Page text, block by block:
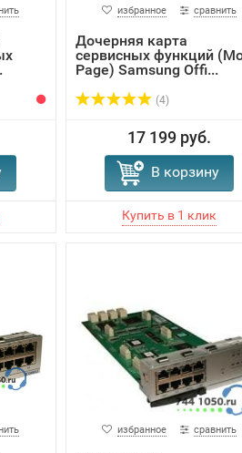
избранное сравнить
Дочерняя карта
сервисных функций
Page) Samsung Offi...
(4)
17 199 руб.
В корзину
избранное сравнить